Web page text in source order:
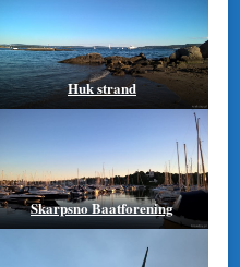
Huk strand
Skarpsno Baatforening